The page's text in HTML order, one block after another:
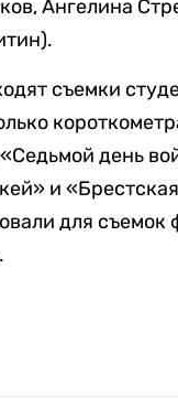
Ангелина
съемки
день
и
для съемок